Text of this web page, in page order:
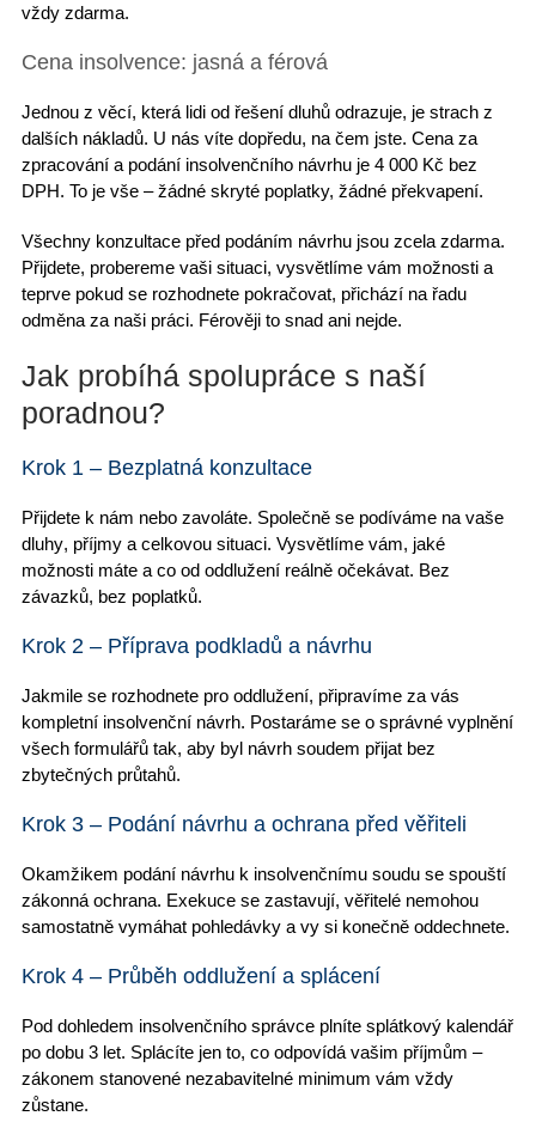
vždy zdarma.
Cena insolvence: jasná a férová
Jednou z věcí, která lidi od řešení dluhůodrazuje, je strach z
dalších nákladů. U nás víte dopředu, na čem jste. Cena za
zpracování a podání insolvenčního návrhuje 4 000 Kč bez
DPH. To je vše – žádné skryté poplatky, žádné překvapení.
Všechny konzultacepřed podáním návrhu jsou zcela zdarma.
Přijdete, probereme vaši situaci, vysvětlíme vám možnostia
teprve pokud se rozhodnete pokračovat, přichází na řadu
odměna za naši práci. Férověji to snad ani nejde.
Jak probíhá spolupráce s naší
poradnou?
Krok 1 – Bezplatná konzultace
Přijdete k nám nebo zavoláte. Společně se podíváme na vaše
dluhy, příjmy a celkovou situaci. Vysvětlíme vám, jaké
možnosti máte a co od oddlužení reálně očekávat. Bez
závazků, bez poplatků.
Krok 2 – Příprava podkladů a návrhu
Jakmile se rozhodnete pro oddlužení, připravíme za vás
kompletní insolvenční návrh. Postaráme se o správné vyplnění
všech formulářů tak, aby byl návrh soudem přijat bez
zbytečných průtahů.
Krok 3 – Podání návrhu a ochrana před věřiteli
Okamžikem podání návrhuk insolvenčnímu soudu se spouští
zákonná ochrana. Exekuce se zastavují, věřitelé nemohou
samostatně vymáhat pohledávky a vy si konečně oddechnete.
Krok 4 – Průběh oddlužení a splácení
Pod dohledem insolvenčního správce plníte splátkový kalendář
po dobu 3 let. Splácíte jen to, co odpovídá vašim příjmům –
zákonem stanovené nezabavitelné minimum vám vždy
zůstane.